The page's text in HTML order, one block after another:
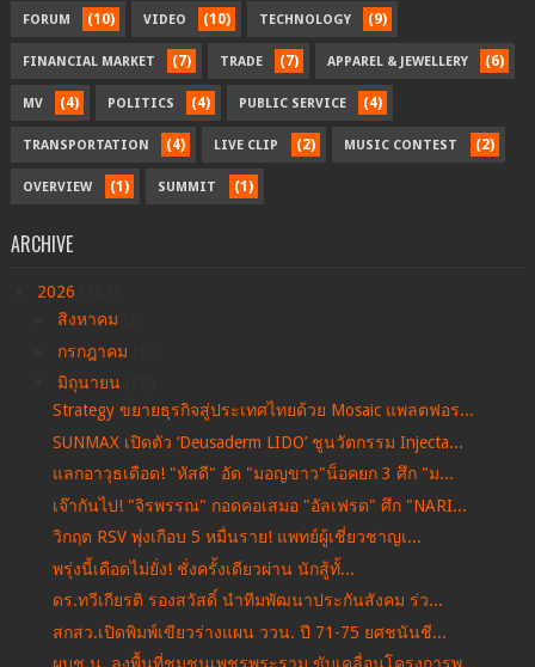
FORUM (10) VIDEO (10) TECHNOLOGY (9)
FINANCIAL MARKET (7) TRADE (7) APPAREL & JEWELLERY (6)
MV (4) POLITICS (4) PUBLIC SERVICE (4)
TRANSPORTATION (4) LIVE CLIP (2) MUSIC CONTEST (2)
OVERVIEW (1) SUMMIT (1)
ARCHIVE
2026
สิงหาคม
กรกฎาคม
มิถุนายน
Strategy ขยายธุรกิจสู่ประเทศไทยด้วย Mosaic แพลตฟอร...
SUNMAX เปิดตัว ‘Deusaderm LIDO’ ชูนวัตกรรม Injecta...
แลกอาวุธเดือด! "หัสดี" อัด "มอญขาว"น็อคยก 3 ศึก "ม...
เจ๊ากันไป! "จิรพรรณ" กอดคอเสมอ "อัลเฟรด" ศึก "NARI...
วิกฤต RSV พุ่งเกือบ 5 หมื่นราย! แพทย์ผู้เชี่ยวชาญเ...
พรุ่งนี้เดือดไม่ยั่ง! ชั่งครั้งเดียวผ่าน นักสู้ทั้...
ดร.ทวีเกียรติ รองสวัสดิ์ นำทีมพัฒนาประกันสังคม ร่ว...
สกสว.เปิดพิมพ์เขียวร่างแผน ววน. ปี 71-75 ยศชนันชี...